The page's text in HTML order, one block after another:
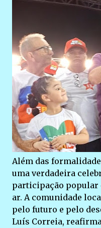
Além das
uma verdadeira
participação popular
ar. A comunidade
pelo futuro e pelo
Luís Correia,